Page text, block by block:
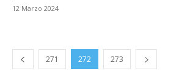
12 Marzo 2024
271 272 273